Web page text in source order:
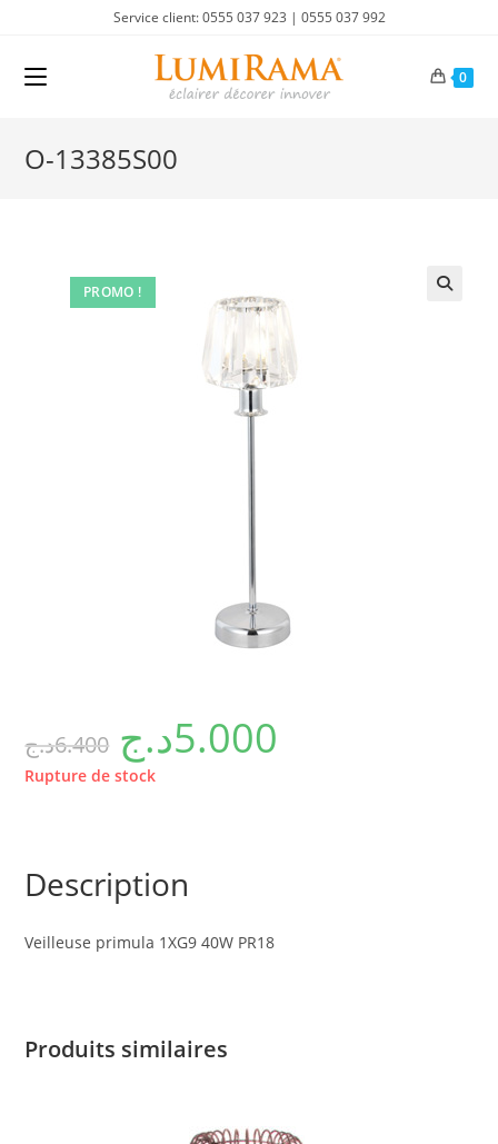
content
Service client: 0555 037 923 | 0555 037 992
0
O-13385S00
PROMO !
6.400د.ج 5.000د.ج
Rupture de stock
Description
Veilleuse primula 1XG9 40W PR18
Produits similaires